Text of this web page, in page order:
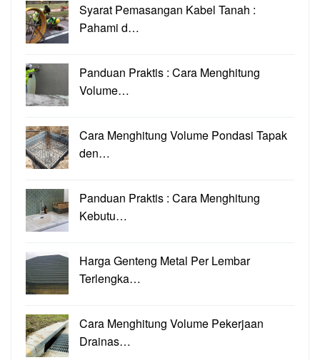
Syarat Pemasangan Kabel Tanah :
Pahami d…
Panduan Praktis : Cara Menghitung
Volume…
Cara Menghitung Volume Pondasi Tapak
den…
Panduan Praktis : Cara Menghitung
Kebutu…
Harga Genteng Metal Per Lembar
Terlengka…
Cara Menghitung Volume Pekerjaan
Drainas…